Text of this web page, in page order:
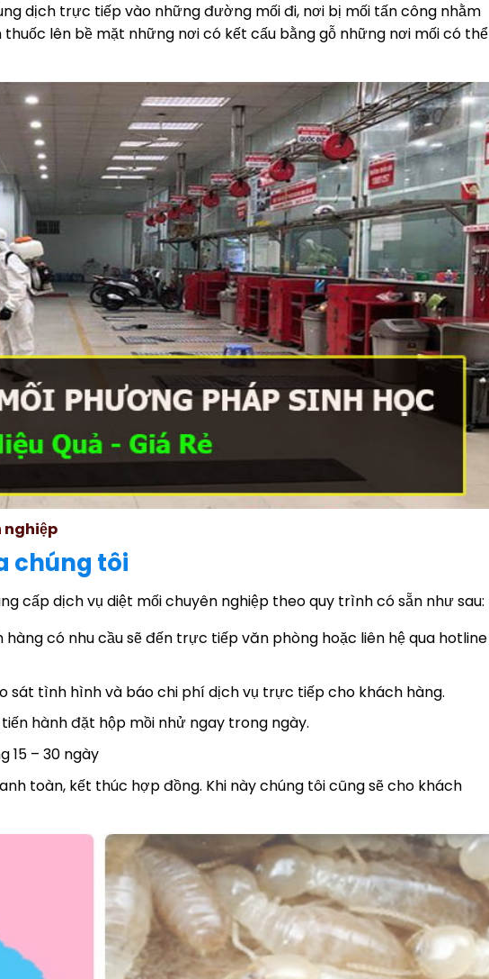
dịch trực tiếp vào những đường mối đi, nơi bị mối tấn công nhằm
lên bề mặt những nơi có kết cấu bằng gỗ những nơi mối có thể
nghiệp
chúng tôi
cấp dịch vụ diệt mối chuyên nghiệp theo quy trình có sẵn như sau:
có nhu cầu sẽ đến trực tiếp văn phòng hoặc liên hệ qua hotline
sát tình hình và báo chi phí dịch vụ trực tiếp cho khách hàng.
hành đặt hộp mồi nhử ngay trong ngày.
15 – 30 ngày
toàn, kết thúc hợp đồng. Khi này chúng tôi cũng sẽ cho khách